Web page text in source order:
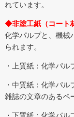
れています。
◆非塗工紙（コート
化学パルプと、機械
られます。
・上質紙：化学パル
・中質紙：化学パル
雑誌の文章のあるペ